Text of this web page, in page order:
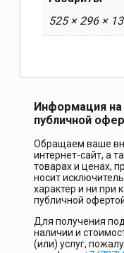
525 × 296 ×
Информация на
публичной
Обращаем ваше
интернет-сайт, а
товарах и ценах,
носит
характер и ни при
публичной
Для получения
наличии и
(или) услуг,